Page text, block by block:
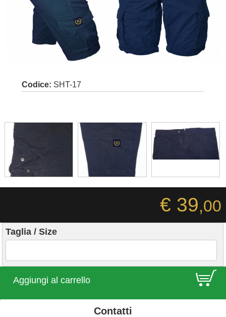
Codice: SHT-17
€ 39,00
Taglia / Size
Aggiungi al carrello E
Contatti